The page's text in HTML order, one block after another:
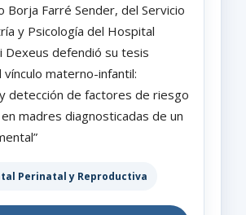
Borja Farré Sender, del Servicio
y Psicología del Hospital
Dexeus defendió su tesis
vínculo materno-infantil:
detección de factores de riesgo
madres diagnosticadas de un
Perinatal y Reproductiva